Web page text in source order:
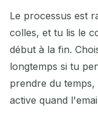
Le processus est
colles, et tu lis le
début à la fin.
longtemps si tu
prendre du
active quand